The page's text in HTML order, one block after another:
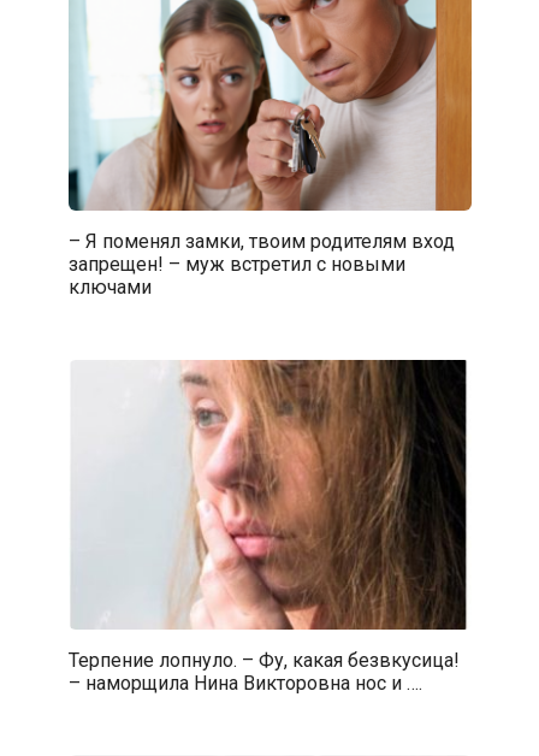
– Я поменял замки, твоим родителям вход
запрещен! – муж встретил с новыми
ключами
Терпение лопнуло. – Фу, какая безвкусица!
– наморщила Нина Викторовна нос и ….